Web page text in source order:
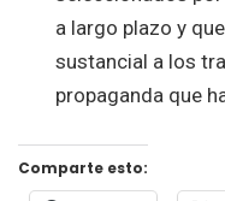
a largo plazo y
sustancial a los
propaganda que
Comparte esto: